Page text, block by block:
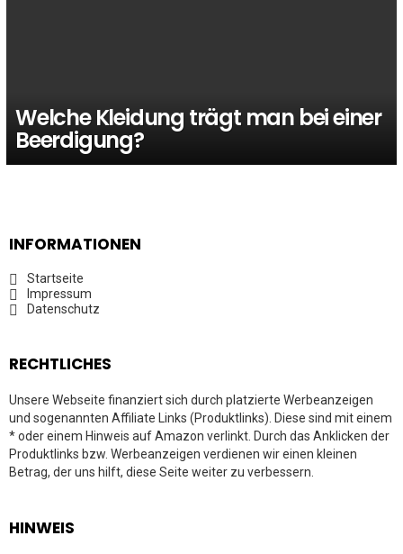
Welche Kleidung trägt man bei einer
Beerdigung?
INFORMATIONEN
Startseite
Impressum
Datenschutz
RECHTLICHES
Unsere Webseite finanziert sich durch platzierte Werbeanzeigen
und sogenannten Affiliate Links (Produktlinks). Diese sind mit einem
* oder einem Hinweis auf Amazon verlinkt. Durch das Anklicken der
Produktlinks bzw. Werbeanzeigen verdienen wir einen kleinen
Betrag, der uns hilft, diese Seite weiter zu verbessern.
HINWEIS